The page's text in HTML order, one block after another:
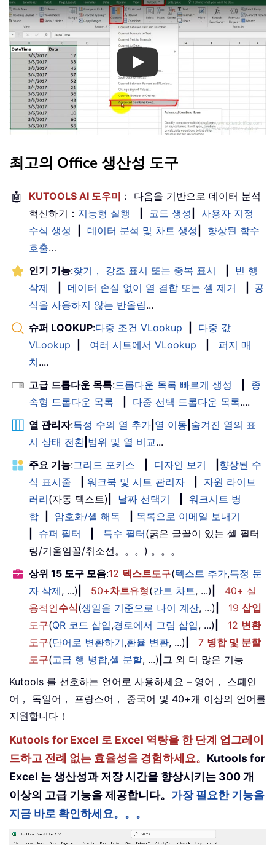
Play
최고의 Office 생산성 도구
🤖 KUTOOLS AI 도우미 ： 다음을 기반으로 데이터 분석
혁신하기： 지능형 실행 코드 생성
사용자 지정
수식 생성
데이터 분석 및 차트 생성
향상된 함수
호출…
인기 기능:찾기， 강조 표시 또는 중복 표시
빈 행
삭제
데이터 손실 없이 열 결합 또는 셀 제거
공
식을 사용하지 않는 반올림...
슈퍼 LOOKUP:다중 조건 VLookup
다중 값
VLookup
여러 시트에서 VLookup
퍼지 매
치....
고급 드롭다운 목록:드롭다운 목록 빠르게 생성
종
속형 드롭다운 목록
다중 선택 드롭다운 목록....
열 관리자:특정 수의 열 추가 열 이동 숨겨진 열의 표
시 상태 전환 범위 및 열 비교...
주요 기능:그리드 포커스 디자인 보기
향상된 수
식 표시줄
워크북 및 시트 관리자
자원 라이브
러리(자동 텍스트) 날짜 선택기
워크시트 병
합
암호화/셀 해독
목록으로 이메일 보내기
슈퍼 필터 특수 필터(굵은 글꼴이 있는 셀 필터
링/기울임꼴/취소선。。。) 。。。
상위 15 도구 모음:12 텍스트도구(텍스트 추가,특정 문
자 삭제, ...) 50+차트유형(간트 차트, ...)
40+ 실
용적인수식(생일을 기준으로 나이 계산, ...) 19 삽입
도구(QR 코드 삽입,경로에서 그림 삽입, ...) 12 변환
도구(단어로 변환하기,환율 변환, ...) 7 병합 및 분할
도구(고급 행 병합,셀 분할, ...) 그 외 더 많은 기능
Kutools 를 선호하는 언어로 사용하세요 – 영어， 스페인
어， 독일어， 프랑스어， 중국어 및 40+개 이상의 언어를
지원합니다！
Kutools for Excel 로 Excel 역량을 한 단계 업그레이
드하고 전례 없는 효율성을 경험하세요。 Kutools for
Excel 는 생산성과 저장 시간을 향상시키는 300 개
이상의 고급 기능을 제공합니다。 가장 필요한 기능을
지금 바로 확인하세요。。。